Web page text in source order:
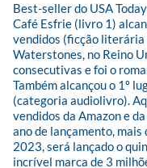
Best-seller do USA
Café Esfrie (livro 1)
vendidos (ficção
Waterstones, no Reino
consecutivas e foi o
Também alcançou o 1º
(categoria audiolivro).
vendidos da Amazon e
ano de lançamento,
2023, será lançado o
incrível marca de 3